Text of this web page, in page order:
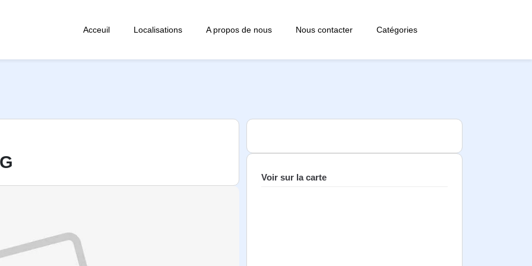
Acceuil Localisations A propos de nous Nous contacter Catégories
Voir sur la carte